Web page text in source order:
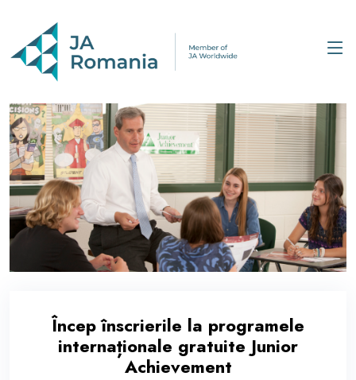
Încep înscrierile la programele
internaționale gratuite Junior
Achievement